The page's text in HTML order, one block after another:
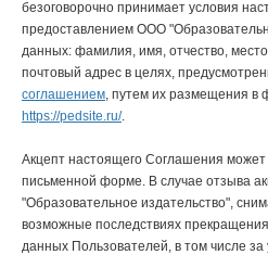
безоговорочно принимает условия
предоставлением ООО
данных: фамилия, имя, отчество,
почтовый адрес в целях,
соглашением, путем их размещения в
https://pedsite.ru/.
Акцепт настоящего Соглашения
письменной форме. В случае отзыва
"Образовательное издательство",
возможные последствиях
данных Пользователей, в том числе